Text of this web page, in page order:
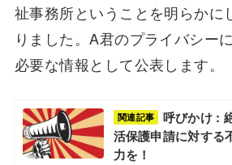
祉事務所ということを明らかに
りました。A君のプライバシー
必要な情報として公表します。
関連記事
呼びかけ :
活保護申請に対する
力を！